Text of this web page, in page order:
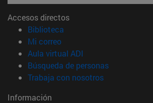
Accesos directos
Biblioteca
Mi correo(abre en nueva ventana)
Aula virtual ADI
Búsqueda de personas(abre en
Trabaja con nosotros(abre en
Información